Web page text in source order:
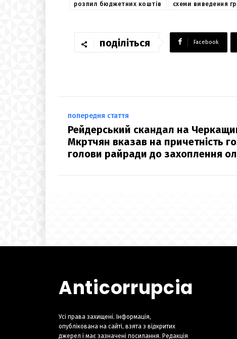
розпил бюджетних коштів
схеми виведення
поділіться Facebook
попередня стаття
Рейдерський скандал на
Мкртчян вказав на причетність
голови райради до захоплення
Anticorrupcia
Усі права захищені. Інформація,
опублікована на сайті, взята з відкритих
джерел і має зазначені посилання. Редакція